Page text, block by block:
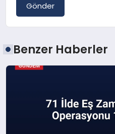
Gönder
Benzer Haberler